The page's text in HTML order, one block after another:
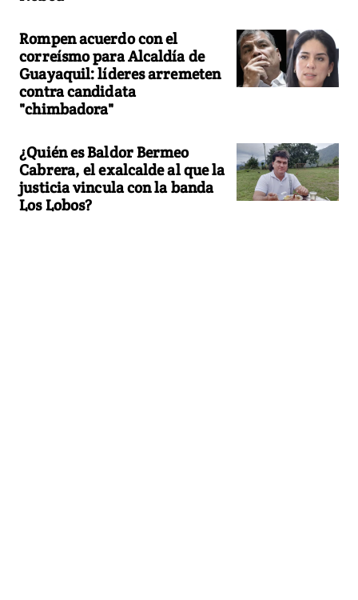
Rompen acuerdo con el
correísmo para Alcaldía de
Guayaquil: líderes arremeten
contra candidata
"chimbadora"
¿Quién es Baldor Bermeo
Cabrera, el exalcalde al que la
justicia vincula con la banda
Los Lobos?